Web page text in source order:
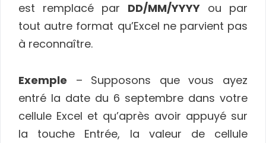
est remplacé par DD/MM/YYYY ou par
tout autre format qu’Excel ne parvient pas
à reconnaître.
Exemple – Supposons que vous ayez
entré la date du 6 septembre dans votre
cellule Excel et qu’après avoir appuyé sur
la touche Entrée, la valeur de cellule